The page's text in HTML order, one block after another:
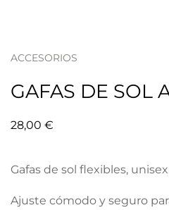
ACCESORIOS
GAFAS DE SOL
28,00 €
Gafas de sol flexibles,
Ajuste cómodo y seguro